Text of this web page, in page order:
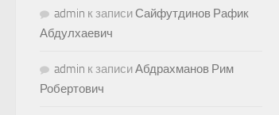
admin к записиСайфутдинов Рафик
Абдулхаевич
admin к записиАбдрахманов Рим
Робертович